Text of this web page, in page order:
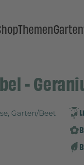
Themen
-
Garten/Beet